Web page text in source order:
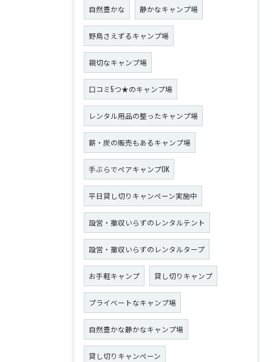
自然豊かな 静かなキャンプ場
野鳥さえずるキャンプ場
親切なキャンプ場
口コミ5つ★のキャンプ場
レンタル用品の整ったキャンプ場
薪・炭の販売もあるキャンプ場
手ぶらでペアキャンプOK
平日貸し切りキャンペーン実施中
設営・撤収いらずのレンタルテント
設営・撤収いらずのレンタルタープ
お手軽キャンプ 貸し切りキャンプ
プライベートなキャンプ場
自然豊かな静かなキャンプ場
貸し切りキャンペーン